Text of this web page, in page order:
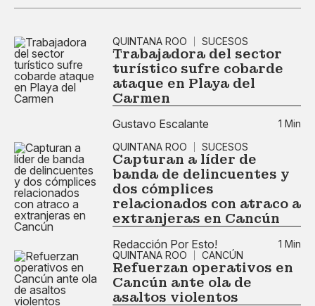
QUINTANA ROO SUCESOS
Trabajadora del sector
turístico sufre cobarde
ataque en Playa del
Carmen
Gustavo Escalante
1 Min
QUINTANA ROO
SUCESOS
Capturan a líder de
banda de delincuentes y
dos cómplices
relacionados con atraco a
extranjeras en Cancún
Redacción Por Esto!
1 Min
QUINTANA ROO
CANCÚN
Refuerzan operativos en
Cancún ante ola de
asaltos violentos